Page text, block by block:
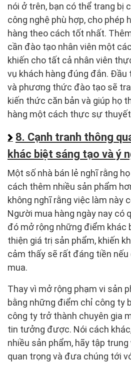
nói ở trên, bạn có thể trang bị
công nghệ phù hợp, cho phép
hàng theo cách tốt nhất.
cần đào tạo nhân viên một
khiến cho tất cả nhân viên
vụ khách hàng đúng đắn. Đầu
và phương thức đào tạo sẽ
kiến thức căn bản và giúp họ
hàng một cách thực sự
8. Cạnh tranh thông
khác biệt sáng tạo và ý
Một số nhà bán lẻ nghĩ rằng
cách thêm nhiều sản phẩm
không nghĩ rằng việc làm này
Người mua hàng ngày nay có
đó mở rộng những điểm khác
thiện giá trị sản phẩm, khiến
cảm thấy sẽ rất đáng tiền
mua.
Thay vì mở rộng phạm vi sản
bằng những điểm chỉ công ty
công ty trở thành chuyên gia
tin tưởng được. Nói cách
nhiều sản phẩm, hãy tập
quan trọng và đưa chúng tới